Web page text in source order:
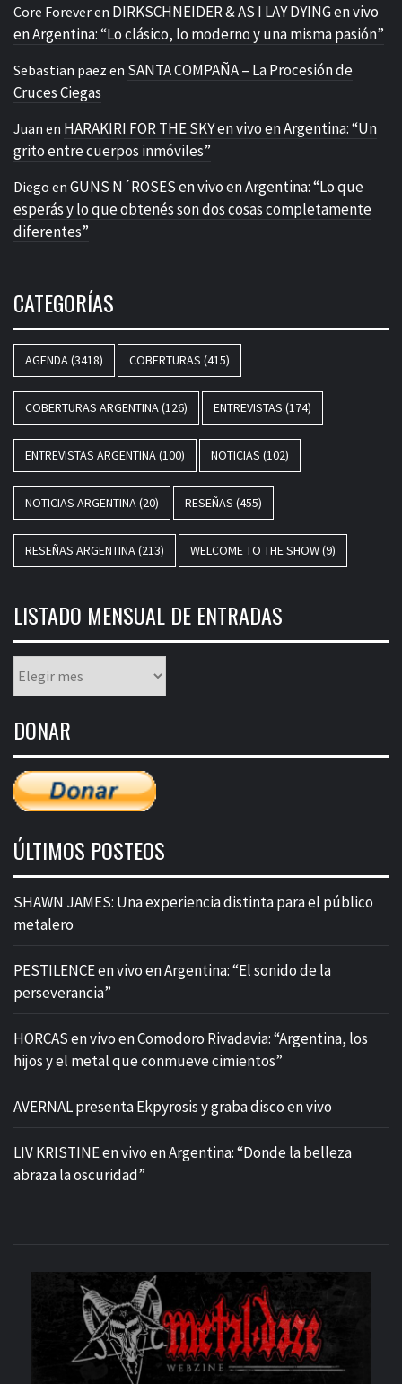
Core Foreveren DIRKSCHNEIDER & AS I LAY DYING en vivo
en Argentina: “Lo clásico, lo moderno y una misma pasión”
Sebastian paez en SANTA COMPAÑA – La Procesión de
Cruces Ciegas
Juan en HARAKIRI FOR THE SKY en vivo en Argentina: “Un
grito entre cuerpos inmóviles”
Diego en GUNS N´ROSES en vivo en Argentina: “Lo que
esperás y lo que obtenés son dos cosas completamente
diferentes”
CATEGORÍAS
AGENDA(3418) COBERTURAS (415)
COBERTURAS ARGENTINA(126) ENTREVISTAS (174)
ENTREVISTAS ARGENTINA(100) NOTICIAS (102)
NOTICIAS ARGENTINA(20) RESEÑAS (455)
RESEÑAS ARGENTINA(213) WELCOME TO THE SHOW(9)
LISTADO MENSUAL DE ENTRADAS
mensual
entradas
DONAR
ÚLTIMOS POSTEOS
SHAWN JAMES: Una experiencia distinta para el público
metalero
PESTILENCE en vivo en Argentina: “El sonido de la
perseverancia”
HORCAS en vivo en Comodoro Rivadavia: “Argentina, los
hijos y el metal que conmueve cimientos”
AVERNAL presenta Ekpyrosis y graba disco en vivo
LIV KRISTINE en vivo en Argentina: “Donde la belleza
abraza la oscuridad”